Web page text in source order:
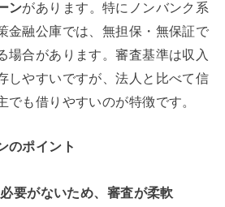
ンがあります。特にノンバンク系
金融公庫では、無担保・無保証で
場合があります。審査基準は収入
しやすいですが、法人と比べて信
でも借りやすいのが特徴です。
のポイント
要がないため、審査が柔軟